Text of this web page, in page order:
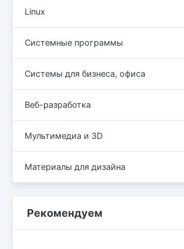
Linux
Системные программы
Системы для бизнеса, офиса
Веб-разработка
Мультимедиа и 3D
Материалы для дизайна
Рекомендуем